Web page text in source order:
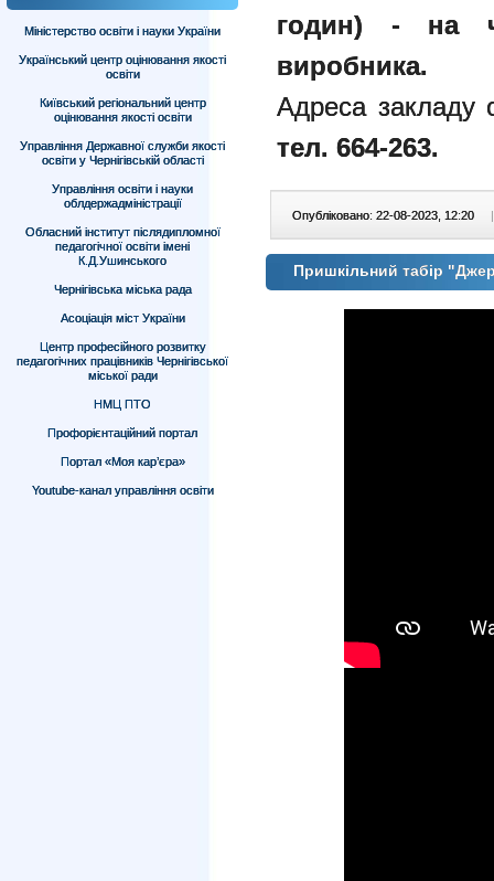
Міністерство освіти і науки України
Український центр оцінювання якості
освіти
Київський регіональний центр
оцінювання якості освіти
Управління Державної служби якості
освіти у Чернігівській області
Управління освіти і науки
облдержадміністрації
Обласний інститут післядипломної
педагогічної освіти імені
К.Д.Ушинського
Чернігівська міська рада
Асоціація міст України
Центр професійного розвитку
педагогічних працівників Чернігівської
міської ради
НМЦ ПТО
Профорієнтаційний портал
Портал «Моя кар’єра»
Youtube-канал управління освіти
годин) - на
виробника.
Адреса закладу
тел. 664-263.
Опубліковано: 22-08-2023, 12:20 |
Пришкільний табір